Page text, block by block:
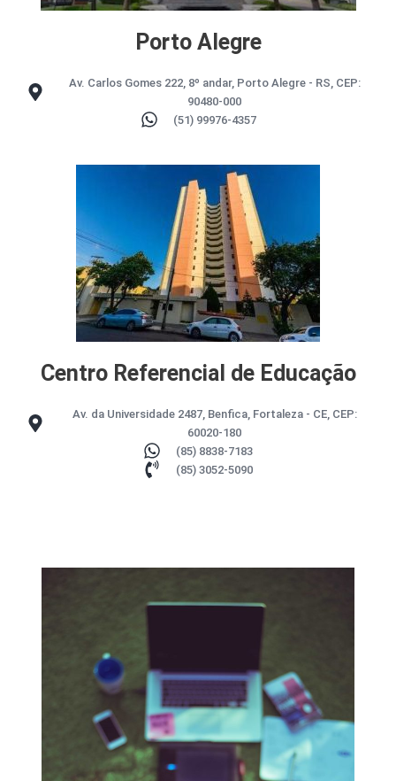
Porto Alegre
Av. Carlos Gomes 222, 8º andar, Porto Alegre - RS, CEP:
90480-000
(51) 99976-4357
Centro Referencial de Educação
Av. da Universidade 2487, Benfica, Fortaleza - CE, CEP:
60020-180
(85) 8838-7183
(85) 3052-5090